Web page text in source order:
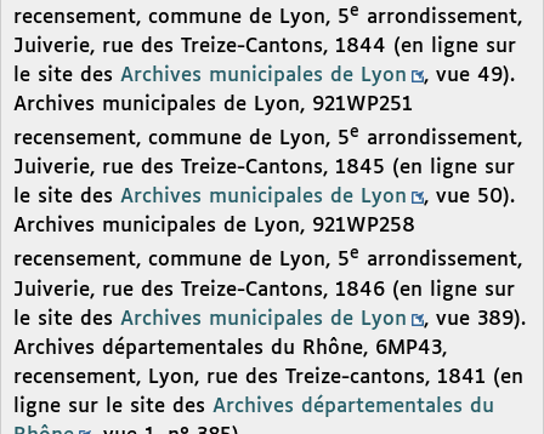
recensement, commune de Lyon, 5e arrondissement,
Juiverie, rue des Treize-Cantons, 1844 (en ligne sur
le site des Archives municipales de Lyon
, vue 49).
Archives municipales de Lyon, 921WP251
recensement, commune de Lyon, 5e arrondissement,
Juiverie, rue des Treize-Cantons, 1845 (en ligne sur
le site des Archives municipales de Lyon
, vue 50).
Archives municipales de Lyon, 921WP258
recensement, commune de Lyon, 5e arrondissement,
Juiverie, rue des Treize-Cantons, 1846 (en ligne sur
le site des Archives municipales de Lyon
, vue 389).
Archives départementales du Rhône, 6MP43,
recensement, Lyon, rue des Treize-cantons, 1841 (en
ligne sur le site des Archives départementales du